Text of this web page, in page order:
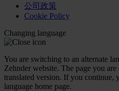
公司政策
Cookie Policy
Changing language
You are switching to an alternate
Zehnder website. The page you
translated version. If you continue,
language home page.